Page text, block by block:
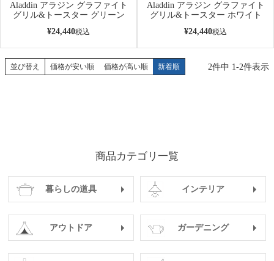
Aladdin アラジン グラファイト
グリル&トースター グリーン
¥24,440税込
Aladdin アラジン グラファイト
グリル&トースター ホワイト
¥24,440税込
並び替え 価格が安い順 価格が高い順 新着順 2件中 1-2件表示
商品カテゴリ一覧
暮らしの道具 インテリア
アウトドア ガーデニング